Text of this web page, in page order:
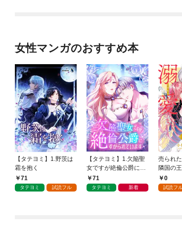
女性マンガのおすすめ本
【タテヨミ】1.野茨は
霜を抱く
71
タテヨミ 試読フル
【タテヨミ】1.欠陥聖
女ですが絶倫公爵にす
がられています
71
タテヨミ 新着
売られ
隣国の
れる 1
0
試読フ